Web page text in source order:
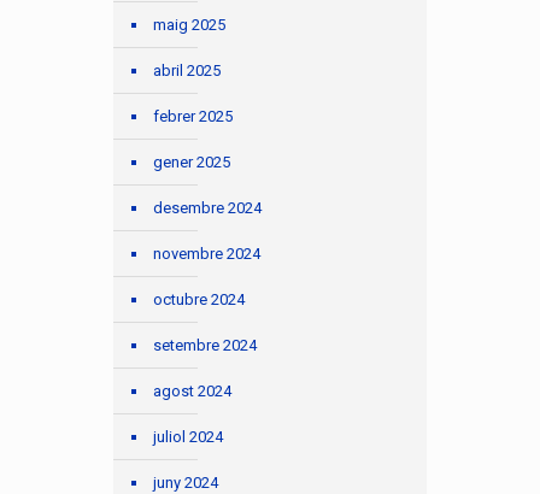
maig 2025
abril 2025
febrer 2025
gener 2025
desembre 2024
novembre 2024
octubre 2024
setembre 2024
agost 2024
juliol 2024
juny 2024